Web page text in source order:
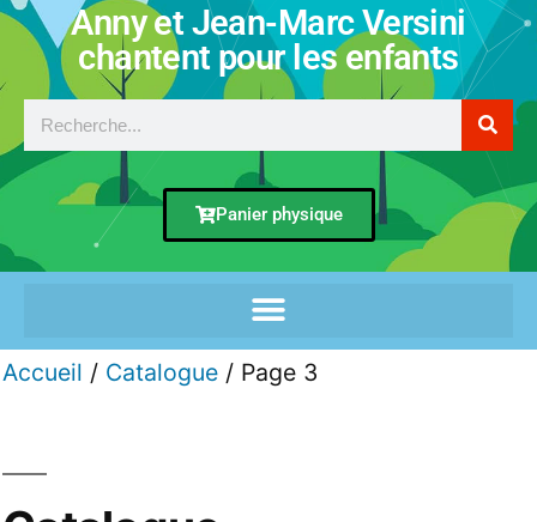
Anny et Jean-Marc Versini
chantent pour les enfants
Panier physique
Accueil / Catalogue / Page 3